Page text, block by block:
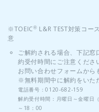
※TOEIC® L&R TEST対策コー
意
ご解約される場合、下記
約受付時間にご注意くださ
お問い合わせフォームから
※無料期間中に解約をいた
電話番号：0120-682-159
解約受付時間：月曜日～金曜
～18：00